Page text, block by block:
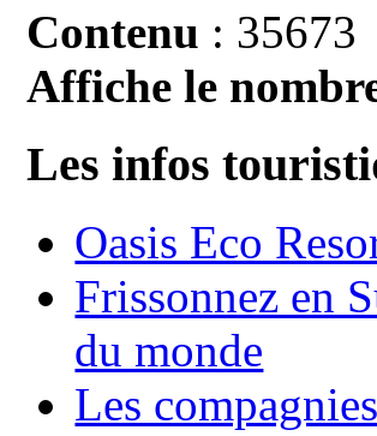
Contenu : 35673
Affiche le
Les infos
Oasis Eco
Frissonnez en
du monde
Les